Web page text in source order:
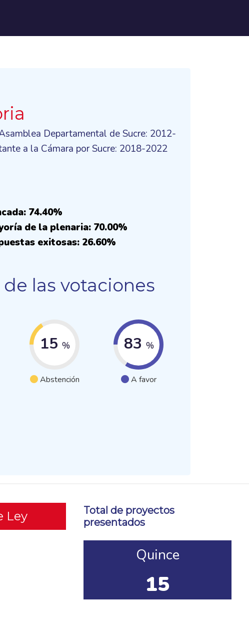
Departamental de Sucre: 2012-
a la Cámara por Sucre: 2018-2022
74.40%
de la plenaria: 70.00%
exitosas: 26.60%
las votaciones
15 %
Abstención
83 %
A favor
Ley
Total de proyectos
presentados
Quince
15